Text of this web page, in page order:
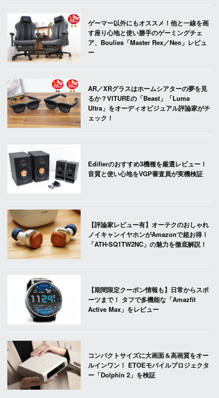
ゲーマー以外にもオススメ！他と一線を画
す座り心地と使い勝手のゲーミングチェ
ア、Boulies「Master Rex／Neo」レビュ
ー
AR／XRグラスはホームシアターの夢を見
るか？VITUREの「Beast」「Luma
Ultra」をオーディオビジュアル評論家がチ
ェック！
Edifierのおすすめ3機種を厳選レビュー！
音質と使い心地をVGP審査員が実機検証
【評論家レビュー有】オーテクのおしゃれ
ノイキャンイヤホンがAmazonで超お得！
「ATH-SQ1TW2NC」の魅力を徹底解説！
【期間限定クーポン情報も】日常からスポ
ーツまで！ タフで多機能な「Amazfit
Active Max」をレビュー
コンパクトサイズに大画面＆高画質をオー
ルインワン！ ETOEモバイルプロジェクタ
ー「Dolphin 2」を検証